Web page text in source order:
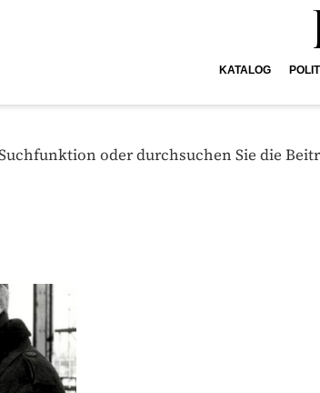
KATALOG
oder durchsuchen Sie die